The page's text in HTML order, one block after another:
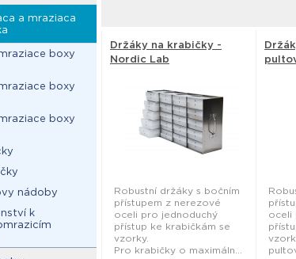
a mraziaca
boxy
boxy
boxy
nádoby
k
Držáky na krabičky -
Nordic Lab
Robustní držáky s bočním
přístupem z nerezové
oceli pro jednoduchý
přístup ke krabičkám se
vzorky.
Pro krabičky o maximáln...
oceli